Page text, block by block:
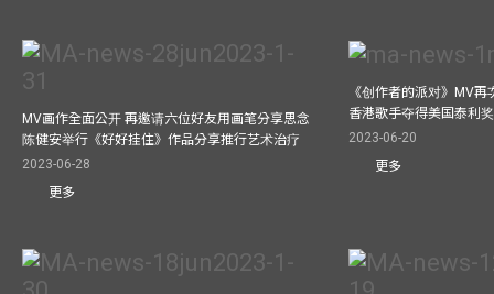
MV画作全面公开 再邀请六位好友用画笔分享思念
陈健安举行《好好挂住》作品分享推行艺术治疗
2023-06-28
更多
《创作者的派对》MV
香港歌手夺得美国泰利
2023-06-20
更多